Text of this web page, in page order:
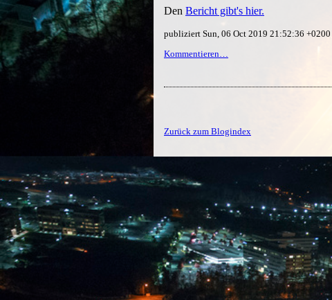
Den Bericht gibt's hier.
publiziert Sun, 06 Oct 2019 21:52:36 +0200
Kommentieren…
Zurück zum Blogindex